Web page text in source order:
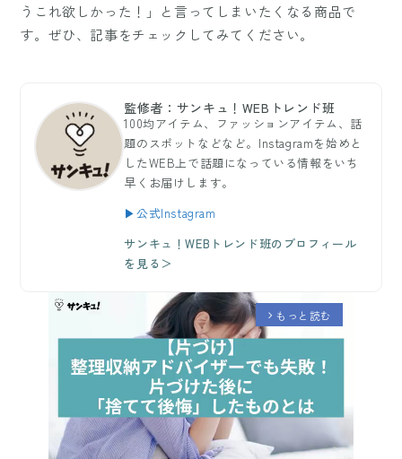
うこれ欲しかった！」と言ってしまいたくなる商品で
す。ぜひ、記事をチェックしてみてください。
監修者：サンキュ！WEBトレンド班
100均アイテム、ファッションアイテム、話
題のスポットなどなど。Instagramを始めと
したWEB上で話題になっている情報をいち
早くお届けします。
▶公式Instagram
サンキュ！WEBトレンド班のプロフィール
を見る＞
arrow_forward_ios もっと読む